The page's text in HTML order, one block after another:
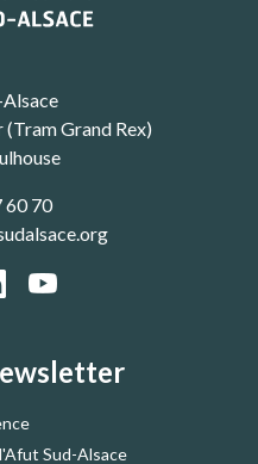
(Tram Grand Rex)
60 70
Sud-Alsace